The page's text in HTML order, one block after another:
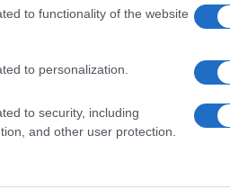
to functionality of the website
to personalization.
to security, including
and other user protection.
interessato
qualità, ma
apertura alle
un pilastro per la